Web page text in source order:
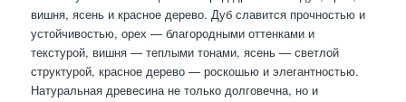
вишня, ясень и красное дерево. Дуб славится прочностью и
устойчивостью, орех — благородными оттенками и
текстурой, вишня — теплыми тонами, ясень — светлой
структурой, красное дерево — роскошью и элегантностью.
Натуральная древесина не только долговечна, но и